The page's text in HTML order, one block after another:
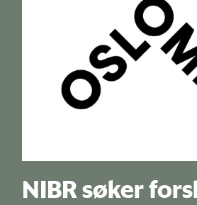
NIBR søker